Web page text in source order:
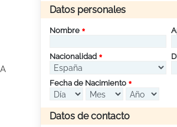
Datos personales
Nombre
Nacionalidad
Fecha de Nacimiento
Datos de contacto